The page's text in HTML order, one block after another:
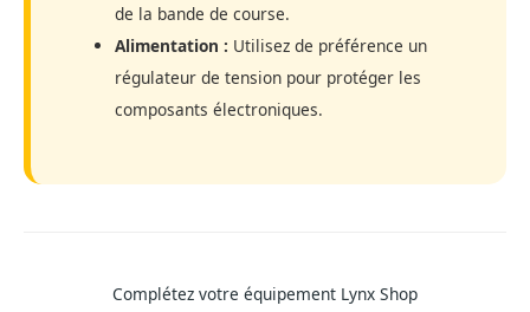
de la bande de course.
Alimentation : Utilisez de préférence un
régulateur de tension pour protéger les
composants électroniques.
Complétez votre équipement Lynx Shop